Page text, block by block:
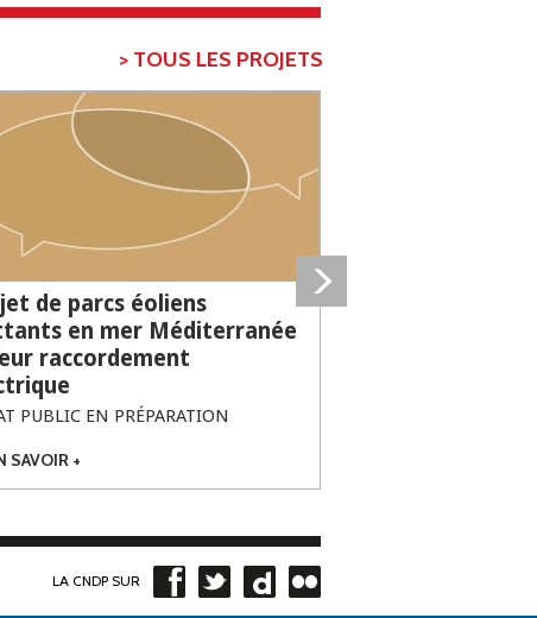
TOUS LES PROJETS
de parcs éoliens
en mer Méditerranée
raccordement
PUBLIC EN PRÉPARATION
SAVOIR +
MÉDITERRANÉE
RACCORDEMENT
LA CNDP SUR